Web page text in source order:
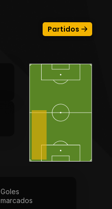
Partidos
Goles
marcados